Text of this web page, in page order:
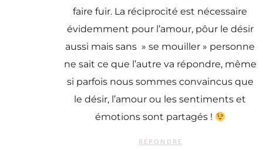
faire fuir. La réciprocité est nécessaire
évidemment pour l’amour, pôur le désir
aussi mais sans » se mouiller » personne
ne sait ce que l’autre va répondre, même
si parfois nous sommes convaincus que
le désir, l’amour ou les sentiments et
émotions sont partagés !
RÉPONDRE